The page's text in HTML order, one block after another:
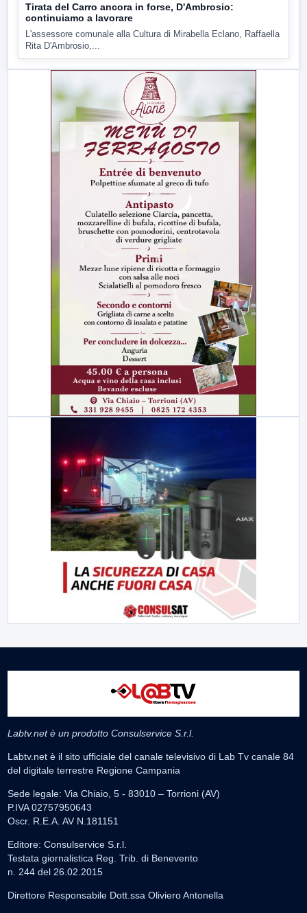
Tirata del Carro ancora in forse, D'Ambrosio:
continuiamo a lavorare
L'assessore comunale alla Cultura di Mirabella Eclano, Raffaella
Rita D'Ambrosio,...
Labtv.net è un prodotto Consulservice S.r.l.
Labtv.net è il sito ufficiale del canale televisivo di Lab Tv canale 84
del digitale terrestre Regione Campania
Sede legale: Via Chiaio, 5 - 83010 – Torrioni (AV)
P.IVA 02757950643
Oscr. R.E.A. AV N.181151
Editore: Consulservice S.r.l.
Testata giornalistica Reg. Trib. di Benevento
n. 244 del 26.02.2015
Direttore Responsabile Dott.ssa Oliviero Antonella